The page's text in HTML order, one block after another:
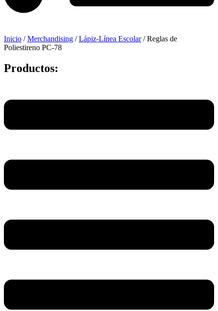
Inicio /Merchandising /Lápiz-Línea Escolar/ Reglas de
Poliestireno PC-78
Productos: